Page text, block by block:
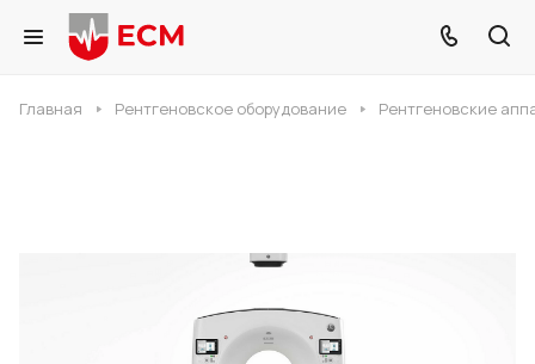
Главная Рентгеновское оборудование Рентгеновские